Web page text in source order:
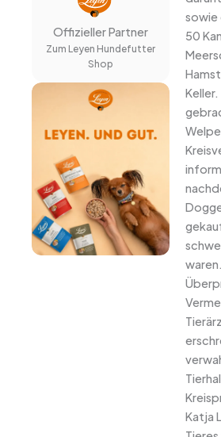
Offizieller Partner
Zum Leyen Hundefutter
Shop
sowie
50
Keller.
Katja